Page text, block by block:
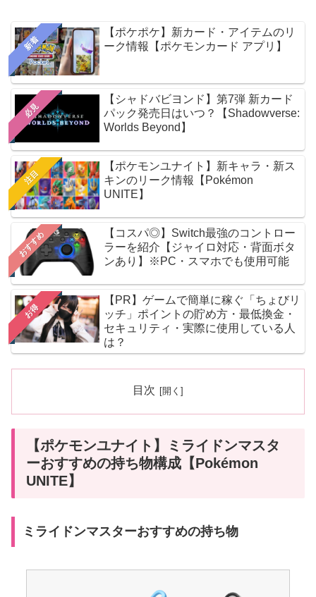
新着
【ポケポケ】新カード・アイテムのリ
ーク情報【ポケモンカード アプリ】
必見
【シャドバビヨンド】第7弾 新カード
パック発売日はいつ？【Shadowverse:
Worlds Beyond】
注目
【ポケモンユナイト】新キャラ・新ス
キンのリーク情報【Pokémon
UNITE】
おすすめ
【コスパ◎】Switch最強のコントロー
ラーを紹介【ジャイロ対応・背面ボタ
ンあり】※PC・スマホでも使用可能
お得
【PR】ゲームで簡単に稼ぐ「ちょびリ
ッチ」ポイントの貯め方・最低換金・
セキュリティ・実際に使用している人
は？
目次
【ポケモンユナイト】ミライドンマスタ
ーおすすめの持ち物構成【Pokémon
UNITE】
ミライドンマスターおすすめの持ち物